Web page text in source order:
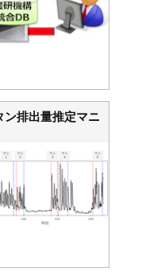
ン排出量推定マニ